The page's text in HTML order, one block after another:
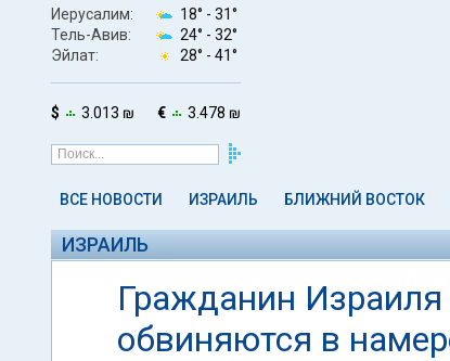
Иерусалим: 18° - 31°
Тель-Авив:
24° - 32°
Эйлат:
28° - 41°
$ 3.013 ₪ € 3.478 ₪
ВСЕ НОВОСТИ ИЗРАИЛЬ БЛИЖНИЙ ВОСТОК
ИЗРАИЛЬ
Гражданин Израиля
обвиняются в